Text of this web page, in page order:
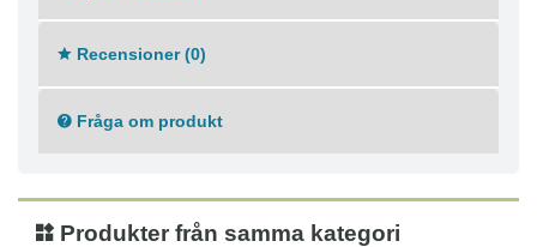
Recensioner (0)
Fråga om produkt
Produkter från samma kategori